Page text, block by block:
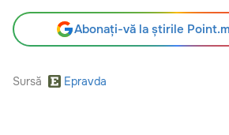
Abonați-vă la știrile
Sursă Epravda